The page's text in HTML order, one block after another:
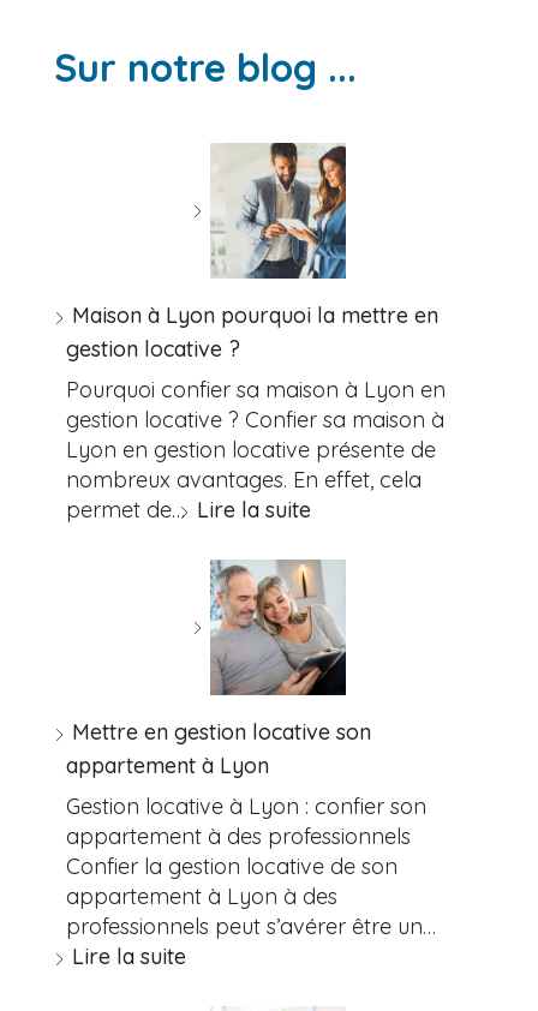
Sur notre blog ...
Maison à Lyon pourquoi la mettre en
gestion locative ?
Pourquoi confier sa maison à Lyon en
gestion locative ? Confier sa maison à
Lyon en gestion locative présente de
nombreux avantages. En effet, cela
permet de… Lire la suite
Mettre en gestion locative son
appartement à Lyon
Gestion locative à Lyon : confier son
appartement à des professionnels
Confier la gestion locative de son
appartement à Lyon à des
professionnels peut s’avérer être un…
Lire la suite